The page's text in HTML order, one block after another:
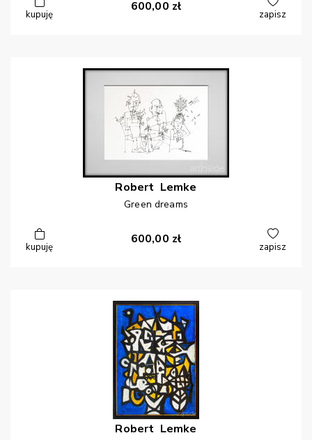
kupuję
600,00 zł
zapisz
Robert Lemke
Green dreams
kupuję
600,00 zł
zapisz
Robert Lemke